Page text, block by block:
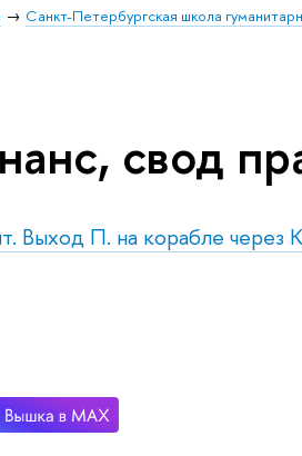
Санкт-Петербургская школа
свод
Выход П. на корабле